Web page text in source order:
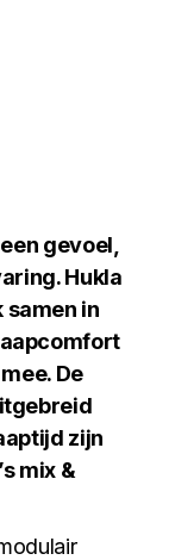
gevoel,
Hukla
in
De
zijn
mix &